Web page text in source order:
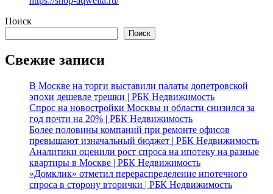
Поиск
Поиск
Свежие записи
В Москве на торги выставили палаты допетровской
эпохи дешевле трешки | РБК Недвижимость
Спрос на новостройки Москвы и области снизился за
год почти на 20% | РБК Недвижимость
Более половины компаний при ремонте офисов
превышают изначальный бюджет | РБК Недвижимость
Аналитики оценили рост спроса на ипотеку на разные
квартиры в Москве | РБК Недвижимость
«Домклик» отметил перераспределение ипотечного
спроса в сторону вторички | РБК Недвижимость